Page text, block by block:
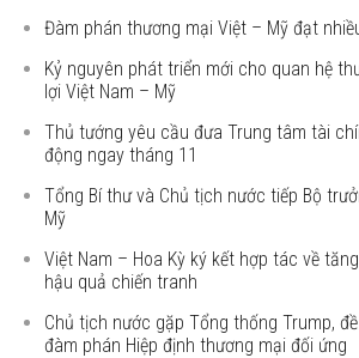
Đàm phán thương mại Việt – Mỹ đạt
Kỷ nguyên phát triển mới cho quan hệ
lợi Việt Nam – Mỹ
Thủ tướng yêu cầu đưa Trung tâm tài
động ngay tháng 11
Tổng Bí thư và Chủ tịch nước tiếp Bộ
Mỹ
Việt Nam – Hoa Kỳ ký kết hợp tác về
hậu quả chiến tranh
Chủ tịch nước gặp Tổng thống Trump,
đàm phán Hiệp định thương mại đối ứng